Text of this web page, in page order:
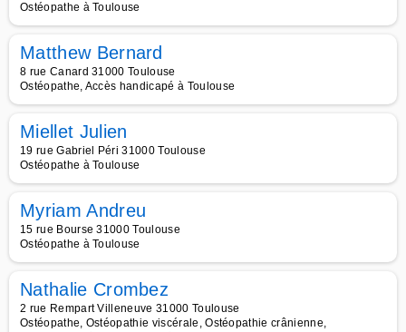
Ostéopathe à Toulouse
Matthew Bernard
8 rue Canard 31000 Toulouse
Ostéopathe, Accès handicapé à Toulouse
Miellet Julien
19 rue Gabriel Péri 31000 Toulouse
Ostéopathe à Toulouse
Myriam Andreu
15 rue Bourse 31000 Toulouse
Ostéopathe à Toulouse
Nathalie Crombez
2 rue Rempart Villeneuve 31000 Toulouse
Ostéopathe, Ostéopathie viscérale, Ostéopathie crânienne,